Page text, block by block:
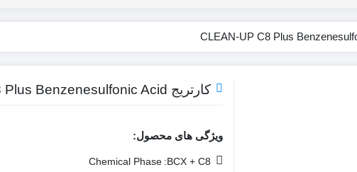
Micro-Prep
Clean-Up
کارتریج CLEAN-UP C8 Plus Benzenesulfonic Acid
ویژگی های محصول:
BCX + C8:
Chemical Phase